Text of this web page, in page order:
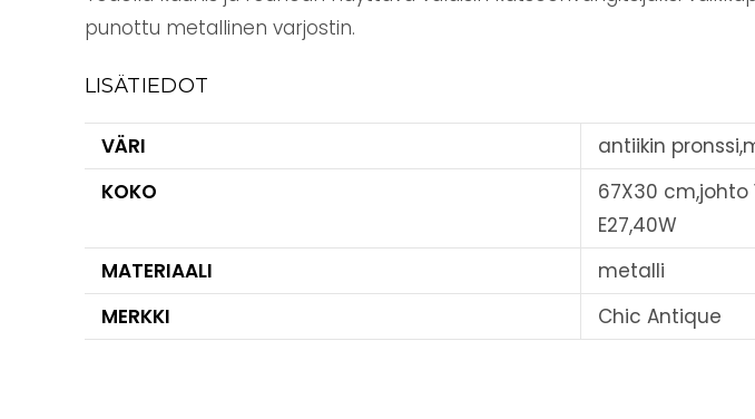
punottu metallinen varjostin.
LISÄTIEDOT
VÄRI
antiikin
KOKO
67X30 cm,johto
E27,40W
MATERIAALI
metalli
MERKKI
Chic Antique